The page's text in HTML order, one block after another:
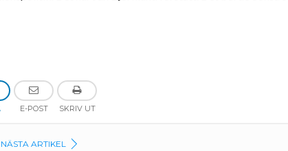
E-POST SKRIV UT
NÄSTA ARTIKEL